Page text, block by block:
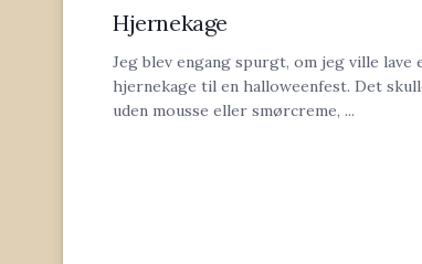
Hjernekage
Jeg blev engang spurgt, om jeg ville lave
hjernekage til en halloweenfest. Det
uden mousse eller smørcreme, ...